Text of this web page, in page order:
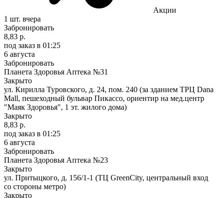
Акции
1 шт. вчера
Забронировать
8,83 р.
под заказ в 01:25
6 августа
Забронировать
Планета Здоровья Аптека №31
Закрыто
ул. Кирилла Туровского, д. 24, пом. 240 (за зданием ТРЦ Dana
Mall, пешеходный бульвар Пикассо, ориентир на мед.центр
"Маяк Здоровья", 1 эт. жилого дома)
Закрыто
8,83 р.
под заказ в 01:25
6 августа
Забронировать
Планета Здоровья Аптека №23
Закрыто
ул. Притыцкого, д. 156/1-1 (ТЦ GreenCity, центральный вход
со стороны метро)
Закрыто